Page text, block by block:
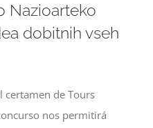
Nazioarteko
dobitnih vseh
certamen de Tours
nos permitirá